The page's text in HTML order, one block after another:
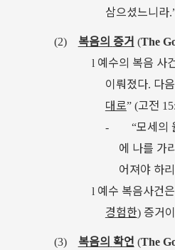
삼으셨느니라
(2) 복음의 증거 (The
l 예수의 복음 사
이뤄졌다. 다음
대로” (고전
-
“모세의
에 나를 가
어져야 하
l 예수 복음사건은
경험한) 증거
(3) 복음의 확언 (The